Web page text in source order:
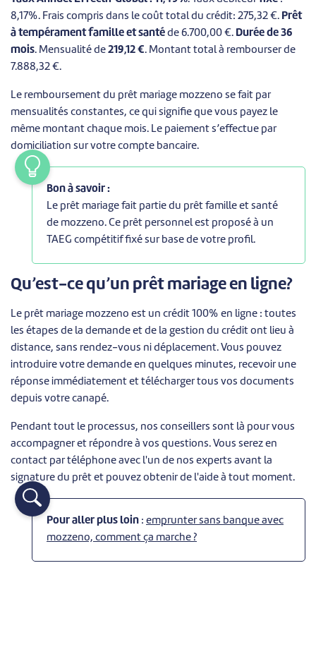
8,17%. Frais compris dans le coût total du crédit: 275,32 €. Prêt
à tempérament famille et santé de 6.700,00 €. Durée de 36
mois. Mensualité de 219,12 €. Montant total à rembourser de
7.888,32 €.
Le remboursement du prêt mariage mozzeno se fait par
mensualités constantes, ce qui signifie que vous payez le
même montant chaque mois. Le paiement s’effectue par
domiciliation sur votre compte bancaire.
Bon à savoir :
Le prêt mariage fait partie du prêt famille et santé
de mozzeno. Ce prêt personnel est proposé à un
TAEG compétitif fixé sur base de votre profil.
Qu’est-ce qu’un prêt mariage en ligne?
Le prêt mariage mozzeno est un crédit 100% en ligne : toutes
les étapes de la demande et de la gestion du crédit ont lieu à
distance, sans rendez-vous ni déplacement. Vous pouvez
introduire votre demande en quelques minutes, recevoir une
réponse immédiatement et télécharger tous vos documents
depuis votre canapé.
Pendant tout le processus, nos conseillers sont là pour vous
accompagner et répondre à vos questions. Vous serez en
contact par téléphone avec l'un de nos experts avant la
signature du prêt et pouvez obtenir de l'aide à tout moment.
Pour aller plus loin : emprunter sans banque avec
mozzeno, comment ça marche ?